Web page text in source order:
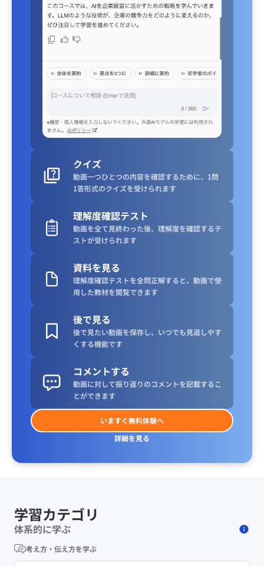
クイズ
動画一つひとつの内容を確認するために、1問
1答形式のクイズを受けられます
理解度確認テスト
動画を全て見終わった後、理解度を確認するテ
ストが受けられます
資料を見る
理解度確認テストを全問正解すると、動画で使
用した教材を閲覧できます
後で見る
後で見たい動画を保存し、いつでも見返しやす
くする機能です
コメントする
動画に対して振り返りのコメントを記載するこ
とができます
いますぐ無料体験へ
詳細を見る
学習カテゴリ
体系的に学ぶ
考え方・伝え方を学ぶ